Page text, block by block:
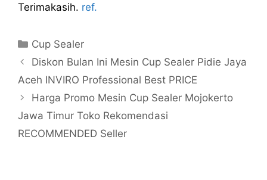
Terimakasih. ref.
Kategori
Cup Sealer
Diskon Bulan Ini Mesin Cup Sealer Pidie Jaya
Aceh INVIRO Professional Best PRICE
Harga Promo Mesin Cup Sealer Mojokerto
Jawa Timur Toko Rekomendasi
RECOMMENDED Seller